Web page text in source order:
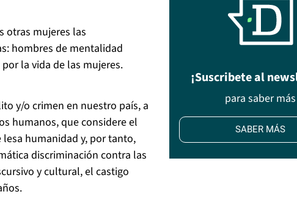
otras mujeres las
hombres de mentalidad
la vida de las mujeres.
y/o crimen en nuestro país, a
humanos, que considere el
humanidad y, por tanto,
discriminación contra las
y cultural, el castigo
¡Suscribete al
para saber más
SABER MÁS